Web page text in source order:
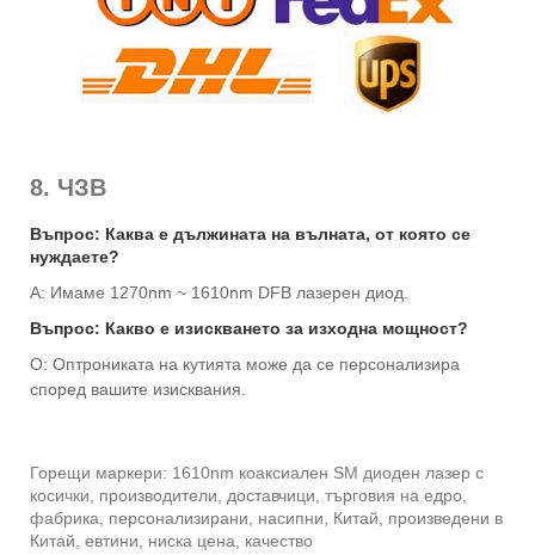
8. ЧЗВ
Въпрос: Каква е дължината на вълната, от която се
нуждаете?
A: Имаме 1270nm ~ 1610nm DFB лазерен диод.
Въпрос: Какво е изискването за изходна мощност?
О: Оптрониката на кутията може да се персонализира
според вашите изисквания.
Горещи маркери: 1610nm коаксиален SM диоден лазер с
косички, производители, доставчици, търговия на едро,
фабрика, персонализирани, насипни, Китай, произведени в
Китай, евтини, ниска цена, качество